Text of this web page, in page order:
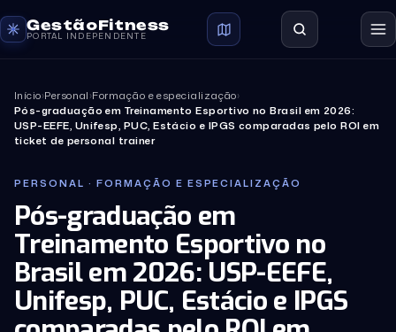
GestãoFitness
PORTAL INDEPENDENTE
Início›Personal›Formação e especialização›
Pós-graduação em Treinamento Esportivo no Brasil em 2026:
USP-EEFE, Unifesp, PUC, Estácio e IPGS comparadas pelo ROI em
ticket de personal trainer
PERSONAL · FORMAÇÃO E ESPECIALIZAÇÃO
Pós-graduação em
Treinamento Esportivo no
Brasil em 2026: USP-EEFE,
Unifesp, PUC, Estácio e IPGS